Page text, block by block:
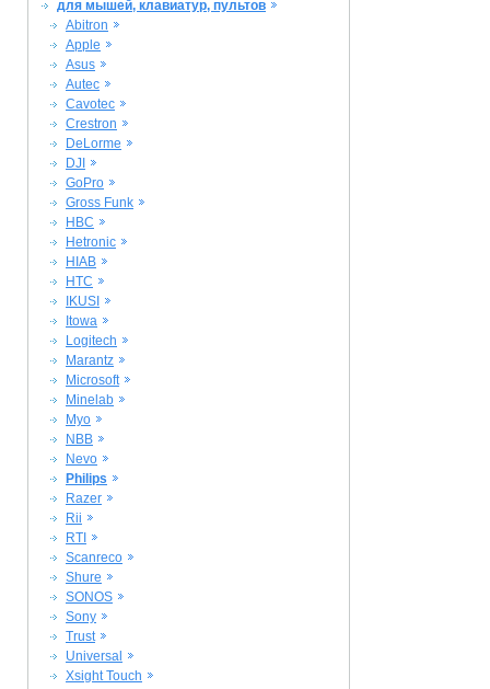
для мышей, клавиатур, пультов
Abitron
Apple
Asus
Autec
Cavotec
Crestron
DeLorme
DJI
GoPro
Gross Funk
HBC
Hetronic
HIAB
HTC
IKUSI
Itowa
Logitech
Marantz
Microsoft
Minelab
Myo
NBB
Nevo
Philips
Razer
Rii
RTI
Scanreco
Shure
SONOS
Sony
Trust
Universal
Xsight Touch